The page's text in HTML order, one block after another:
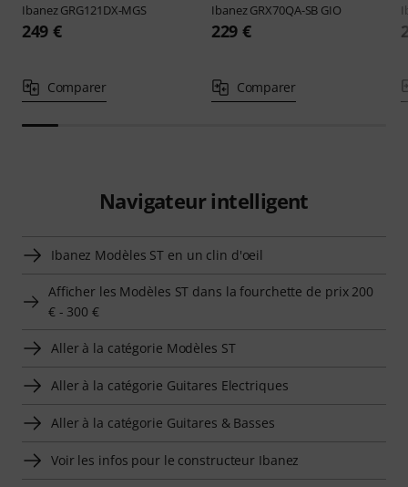
IbanezGRG121DX-MGS
249 €
Comparer
IbanezGRX70QA-SB GIO
229 €
Comparer
Navigateur intelligent
Ibanez Modèles ST en un clin d'oeil
Afficher les Modèles ST dans la fourchette de prix 200
€ - 300 €
Aller à la catégorie Modèles ST
Aller à la catégorie Guitares Electriques
Aller à la catégorie Guitares & Basses
Voir les infos pour le constructeur Ibanez